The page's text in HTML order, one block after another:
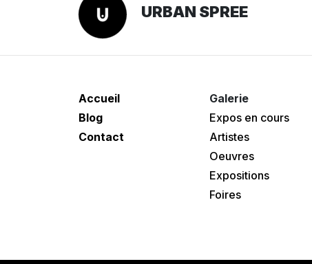
URBAN SPREE
Accueil
Blog
Contact
Galerie
Expos en cours
Artistes
Oeuvres
Expositions
Foires